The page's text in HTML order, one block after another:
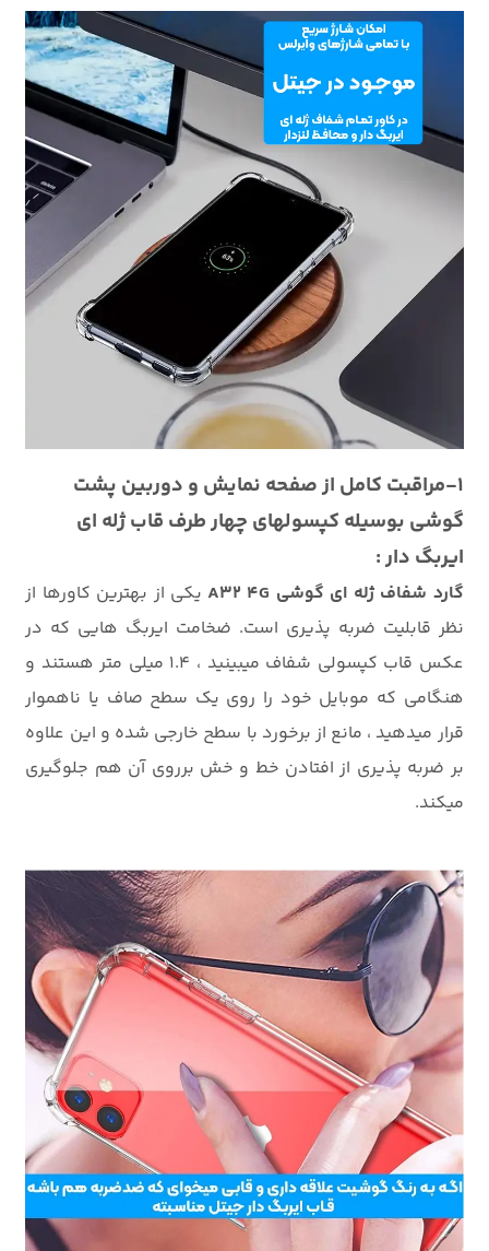
1-مراقبت کامل از صفحه نمایش و دوربین پشت
گوشی بوسیله کپسولهای چهار طرف قاب ژله ای
ایربگ دار :
گارد شفاف ژله ای گوشی A32 4G
یکی از بهترین کاورها از
نظر قابلیت ضربه پذیری است. ضخامت ایربگ هایی که در
عکس قاب کپسولی شفاف میبینید ، 1.4 میلی متر هستند و
هنگامی که موبایل خود را روی یک سطح صاف یا ناهموار
قرار میدهید ، مانع از برخورد با سطح خارجی شده و این علاوه
بر ضربه پذیری از افتادن خط و خش برروی آن هم جلوگیری
میکند.